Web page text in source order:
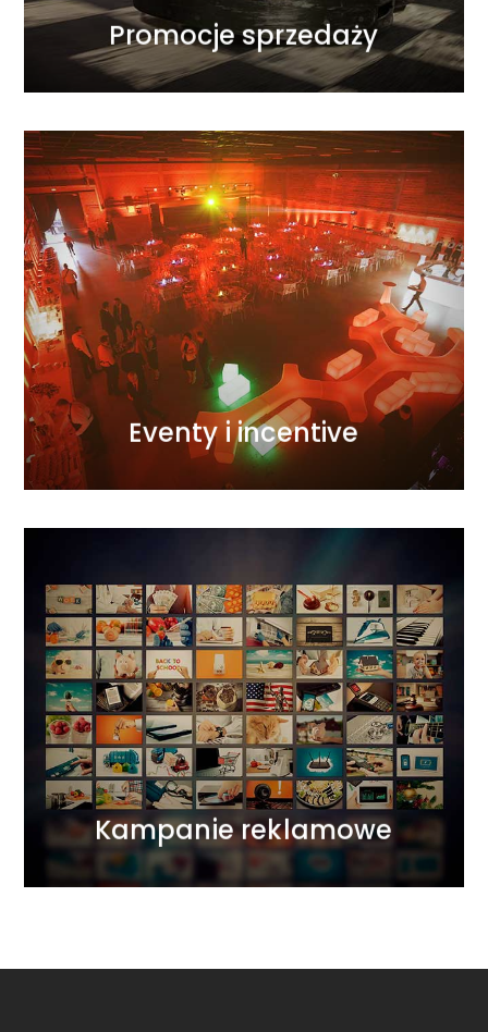
Promocje sprzedaży
Eventy i incentive
Eventy i incentive
Każdy projekt, mały czy duży, to dla nas wielkie
wydarzenie. Tworzymy je z pasją i kreatywnym
wykorzystaniem nowoczesnych technik. Gale,
konferencje, wyjazdy incentive… wypełniamy je
odpowiednim klimatem dzięki detalicznemu
podejściu do szczegółów i doskonałej organizacji
pracy.
WIĘCEJ
Kampanie reklamowe
Kampanie reklamowe
Łączymy wszystkie światy komunikacji
marketingowej. Działamy na płaszczyźnie ATL, BTL,
DIGITAL tworząc projekty 360 stopni.
Wykorzystujemy zasadę synergii marketingowej,
uzupełniając każde działanie odpowiednio
dobranymi narzędziami.
WIĘCEJ